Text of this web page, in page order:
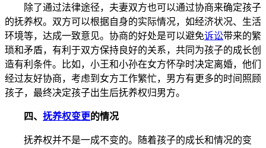
除了通过法律途径，夫妻双方也可以通过协商来确定孩子
的抚养权。双方可以根据自身的实际情况，如经济状况、生活
环境等，达成一致意见。协商的好处是可以避免诉讼带来的繁
琐和矛盾，有利于双方保持良好的关系，共同为孩子的成长创
造有利条件。比如，小王和小孙在女方怀孕时决定离婚，他们
经过友好协商，考虑到女方工作繁忙，男方有更多的时间照顾
孩子，最终决定孩子出生后抚养权归男方。
四、 抚养权变更的情况
抚养权并不是一成不变的。随着孩子的成长和情况的变